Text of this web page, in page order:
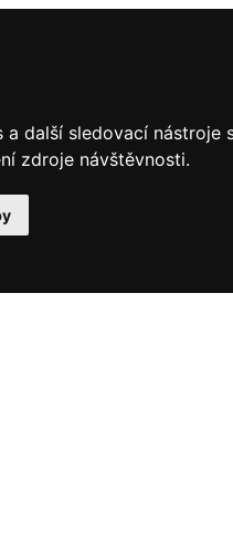
další sledovací
zdroje návštěvnosti.